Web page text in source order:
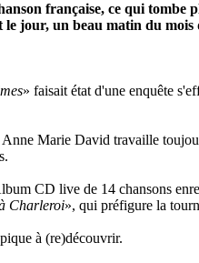
française, ce qui tombe
jour, un beau matin du mois
» faisait état d'une enquête
Marie David travaille
CD live de 14 chansons
Charleroi», qui préfigure la
à (re)découvrir.